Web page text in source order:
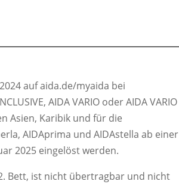
auf aida.de/myaida bei
AIDA VARIO oder AIDA VARIO
Asien, Karibik und für die
AIDAprima und AIDAstella ab einer
2025 eingelöst werden.
Bett, ist nicht übertragbar und nicht